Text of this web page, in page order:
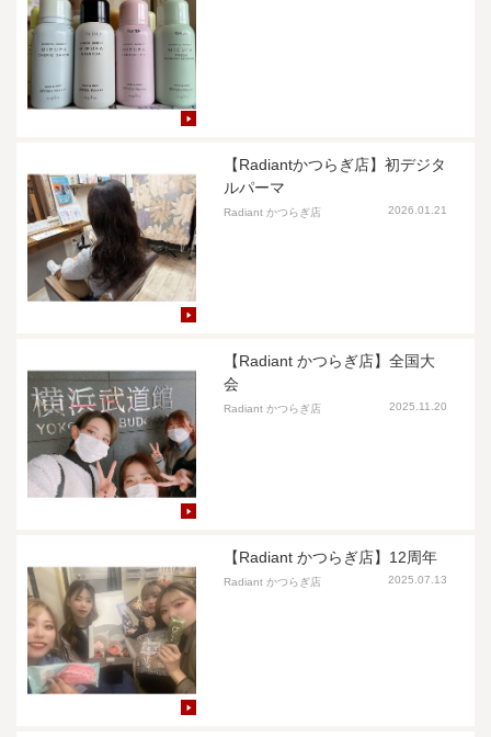
【Radiantかつらぎ店】初デジタ
ルパーマ
Radiant かつらぎ店 2026.01.21
【Radiant かつらぎ店】全国大
会
Radiant かつらぎ店 2025.11.20
【Radiant かつらぎ店】12周年
Radiant かつらぎ店 2025.07.13